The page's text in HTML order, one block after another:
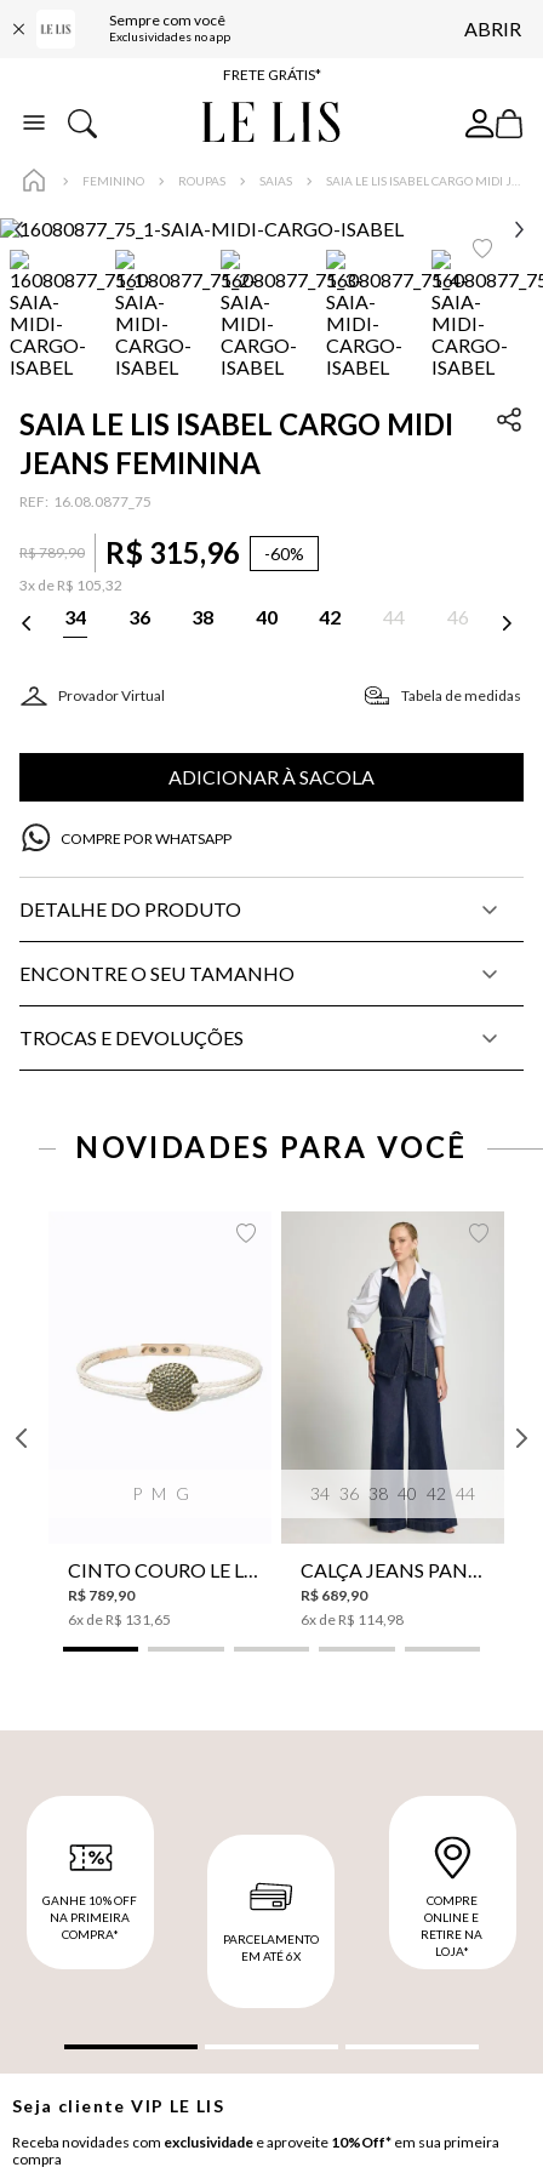
Sempre com você
Exclusividades no app ABRIR
ENTREGA EXPRESSA*
FRETE GRÁTIS*
BAIXE O APP
FEMININO ROUPAS SAIAS
SAIA LE LIS ISABEL CARGO MIDI
JEANS FEMININA
: 16.08.0877_75
R$789,90 R$ 315,96 -60%
3x de R$ 105,32
34 36 38 40 42 44 46
Provador Virtual Tabela de medidas
ADICIONAR À SACOLA
COMPRE POR WHATSAPP
DETALHE DO PRODUTO
ENCONTRE O SEU TAMANHO
TROCAS E DEVOLUÇÕES
NOVIDADES PARA VOCÊ
P M G
R$ 789 90
6x de R$ 131 65
34 36 38 40 42 44
R$ 689 90
6x de R$ 114, 98
GANHE 10% OFF
NA PRIMEIRA
COMPRA*
PARCELAMENTO
EM ATÉ 6X
COMPRE
ONLINE E
RETIRE NA
LOJA*
Seja clienteVIP LE LIS
Receba novidades com exclusividade e aproveite 10%Off* em sua primeira
compra